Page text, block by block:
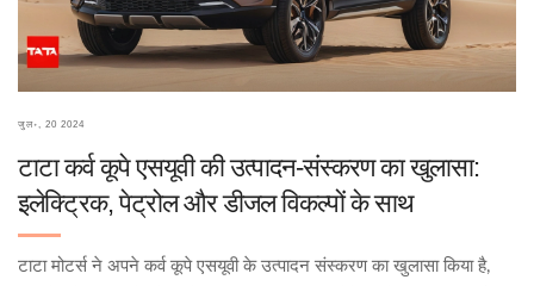
जुल॰, 20 2024
टाटा कर्व कूपे एसयूवी की उत्पादन-संस्करण का खुलासा:
इलेक्ट्रिक, पेट्रोल और डीजल विकल्पों के साथ
टाटा मोटर्स ने अपने कर्व कूपे एसयूवी के उत्पादन संस्करण का खुलासा किया है,